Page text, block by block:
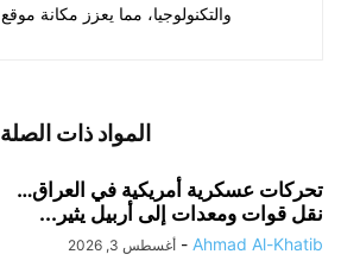
والتكنولوجيا، مما يعزز مكانة موقع jonews24.
المواد ذات الصلة
تحركات عسكرية أمريكية في العراق…
نقل قوات ومعدات إلى أربيل يثير...
Ahmad Al-Khatib
- أغسطس 3, 2026